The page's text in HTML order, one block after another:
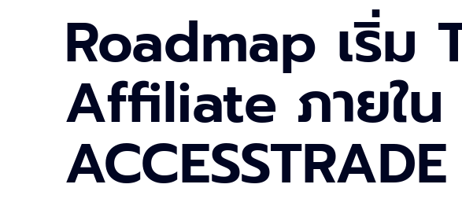
Roadmap เริ่ม
Affiliate ภายใ
ACCESSTRADE